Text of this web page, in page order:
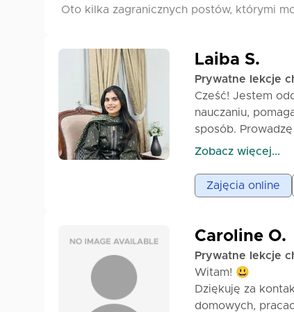
Oto kilka zagranicznych postów, którymi
Laiba S.
Prywatne lekcje
Cześć! Jestem
nauczaniu,
sposób.
początkujących.
wyniki.
nieorganiczna,
dzięki czemu
zadania do
skuteczna i
przygotowaniu do
Zobacz więcej...
Zajęcia online
Caroline O.
Prywatne lekcje
Witam! 😃
Dziękuję za
domowych,